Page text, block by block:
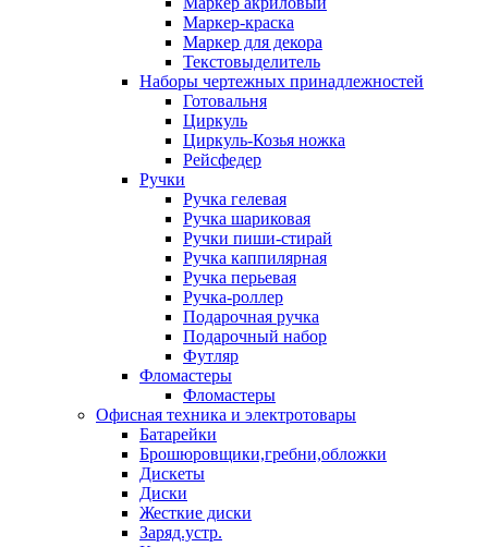
Маркер-краска
Маркер для декора
Текстовыделитель
Наборы чертежных принадлежностей
Готовальня
Циркуль
Циркуль-Козья ножка
Рейсфедер
Ручки
Ручка гелевая
Ручка шариковая
Ручки пиши-стирай
Ручка каппилярная
Ручка перьевая
Ручка-роллер
Подарочная ручка
Подарочный набор
Футляр
Фломастеры
Фломастеры
Офисная техника и электротовары
Батарейки
Брошюровщики,гребни,обложки
Дискеты
Диски
Жесткие диски
Заряд.устр.